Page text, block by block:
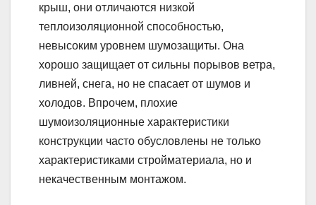
крыш, они отличаются низкой
теплоизоляционной способностью,
невысоким уровнем шумозащиты. Она
хорошо защищает от сильны порывов ветра,
ливней, снега, но не спасает от шумов и
холодов. Впрочем, плохие
шумоизоляционные характеристики
конструкции часто обусловлены не только
характеристиками стройматериала, но и
некачественным монтажом.